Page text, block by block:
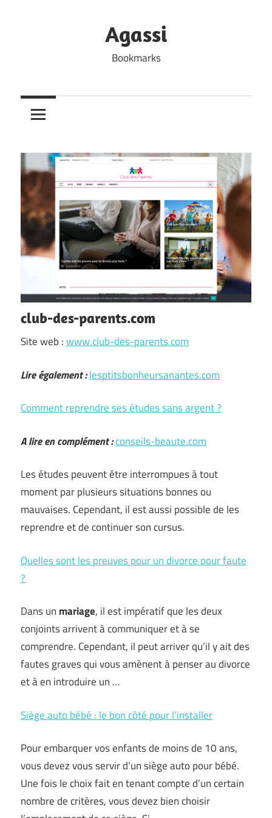
Agassi
Bookmarks
club-des-parents.com
Site web :www.club-des-parents.com
Lire également :lesptitsbonheursanantes.com
Comment reprendre ses études sans argent ?
A lire en complément :conseils-beaute.com
Les études peuvent être interrompues à tout
moment par plusieurs situations bonnes ou
mauvaises. Cependant, il est aussi possible de les
reprendre et de continuer son cursus.
Quelles sont les preuves pour un divorce pour faute
?
Dans un mariage, il est impératif que les deux
conjoints arrivent à communiquer et à se
comprendre. Cependant, il peut arriver qu’il y ait des
fautes graves qui vous amènent à penser au divorce
et à en introduire un …
Siège auto bébé : le bon côté pour l’installer
Pour embarquer vos enfants de moins de 10 ans,
vous devez vous servir d’un siège auto pour bébé.
Une fois le choix fait en tenant compte d’un certain
nombre de critères, vous devez bien choisir